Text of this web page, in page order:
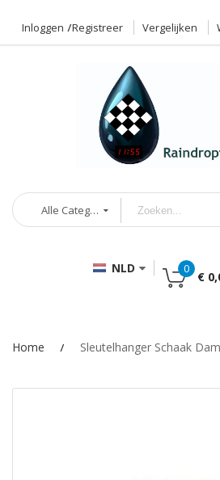
Inloggen Registreer Vergelijken
Alle Categorieën
NLD 0
€
Home Sleutelhanger Schaak